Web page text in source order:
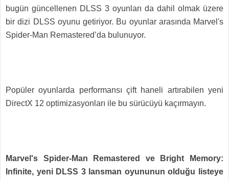
bugün güncellenen DLSS 3 oyunları da dahil olmak üzere
bir dizi DLSS oyunu getiriyor. Bu oyunlar arasında Marvel's
Spider-Man Remastered’da bulunuyor.
Popüler oyunlarda performansı çift haneli artırabilen yeni
DirectX 12 optimizasyonları ile bu sürücüyü kaçırmayın.
Marvel's Spider-Man Remastered ve Bright Memory:
Infinite, yeni DLSS 3 lansman oyununun olduğu listeye